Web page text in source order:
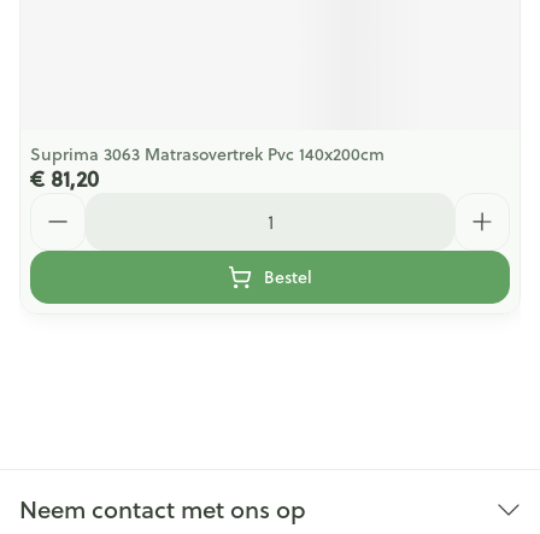
Suprima 3063 Matrasovertrek Pvc 140x200cm
€ 81,20
Bestel
Neem contact met ons op